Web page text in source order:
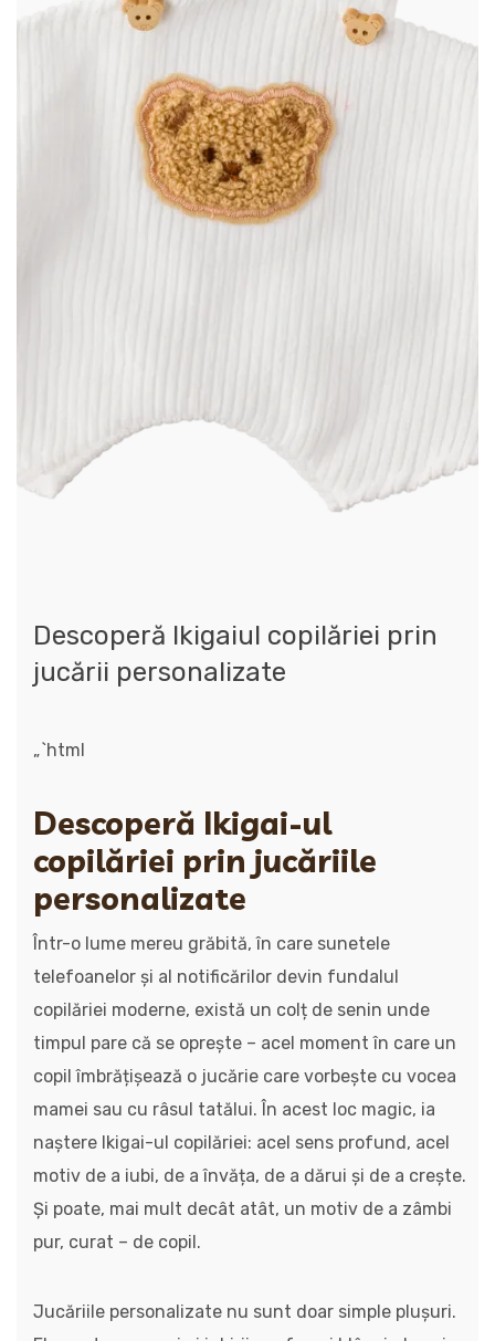
Descoperă Ikigaiul copilăriei prin
jucării personalizate
„`html
Descoperă Ikigai-ul
copilăriei prin jucăriile
personalizate
Într-o lume mereu grăbită, în care sunetele
telefoanelor și al notificărilor devin fundalul
copilăriei moderne, există un colț de senin unde
timpul pare că se oprește – acel moment în care un
copil îmbrățișează o jucărie care vorbește cu vocea
mamei sau cu râsul tatălui. În acest loc magic, ia
naștere Ikigai-ul copilăriei: acel sens profund, acel
motiv de a iubi, de a învăța, de a dărui și de a crește.
Și poate, mai mult decât atât, un motiv de a zâmbi
pur, curat – de copil.
Jucăriile personalizate nu sunt doar simple plușuri.